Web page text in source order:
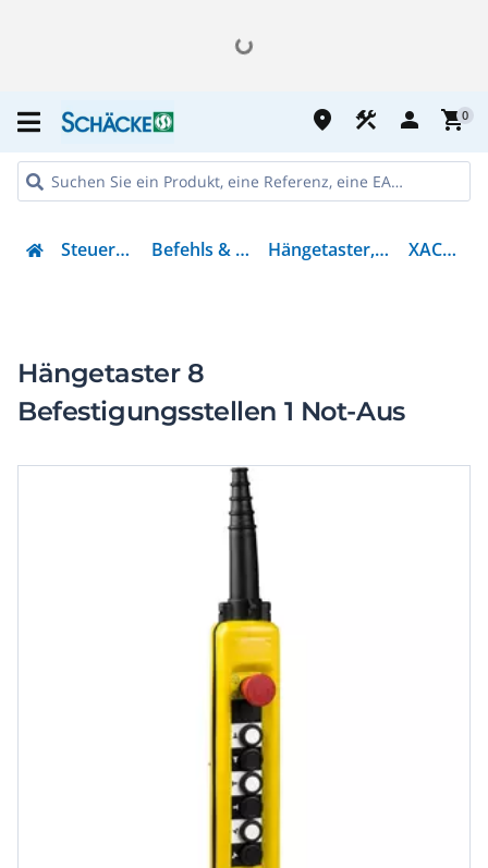
place construction person shopping_cart0
Steuern & Regeln Befehls & Meldegeräte Hängetaster, Komplettgerät XACA882H44
Hängetaster 8
Befestigungsstellen 1 Not-Aus